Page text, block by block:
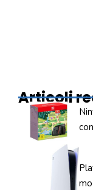
Articoli